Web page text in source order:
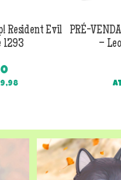
Resident Evil
1293
PRÉ-
–